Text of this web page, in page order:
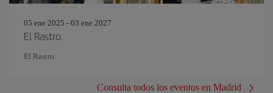
05 ene 2025 - 03 ene 2027
El Rastro
El Rastro
Consulta todos los eventos en Madrid